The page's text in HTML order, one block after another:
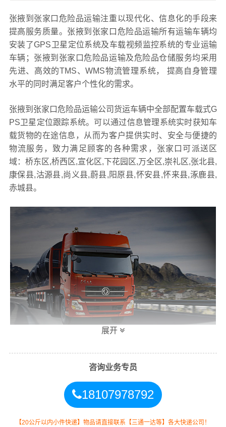
张掖到张家口危险品运输注重以现代化、信息化的手段来
提高服务质量。张掖到张家口危险品运输所有运输车辆均
安装了GPS卫星定位系统及车载视频监控系统的专业运输
车辆；张掖到张家口危险品运输及危险品仓储服务均采用
先进、高效的TMS、WMS物流管理系统， 提高自身管理
水平的同时满足客户个性化的需求。
张掖到张家口危险品运输公司货运车辆中全部配置车载式G
PS卫星定位跟踪系统。可以通过信息管理系统实时获知车
载货物的在途信息，从而为客户提供实时、安全与便捷的
物流服务，致力满足顾客的各种需求，张家口可派送区
域：桥东区,桥西区,宣化区,下花园区,万全区,崇礼区,张北县,
康保县,沽源县,尚义县,蔚县,阳原县,怀安县,怀来县,涿鹿县,
赤城县。
张掖到张家口危险品运输公司涉及危险品运输种类和车
1、所涉及的危险品运输种类：含2类、3类、4类、6类、8
类、9类危险品；
展开
咨询业务专员
18107978792
【20公斤以内小件快递】物品请直接联系【三通一达等】各大快递公司！